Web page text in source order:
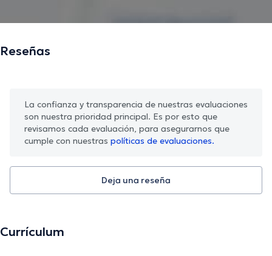
Reseñas
La confianza y transparencia de nuestras evaluaciones
son nuestra prioridad principal. Es por esto que
revisamos cada evaluación, para asegurarnos que
cumple con nuestras políticas de evaluaciones.
Deja una reseña
Currículum